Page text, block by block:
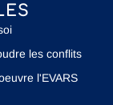
les conflits
l'EVARS